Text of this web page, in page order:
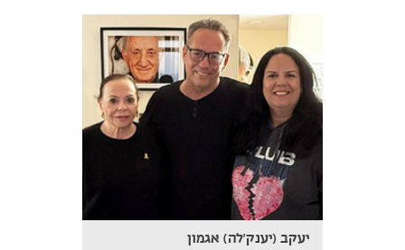
יעקב (יענק'לה) אגמון